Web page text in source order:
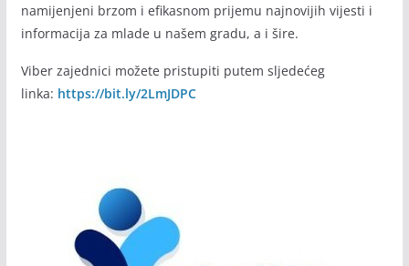
namijenjeni brzom i efikasnom prijemu najnovijih vijesti i
informacija za mlade u našem gradu, a i šire.
Viber zajednici možete pristupiti putem sljedećeg
linka: https://bit.ly/2LmJDPC